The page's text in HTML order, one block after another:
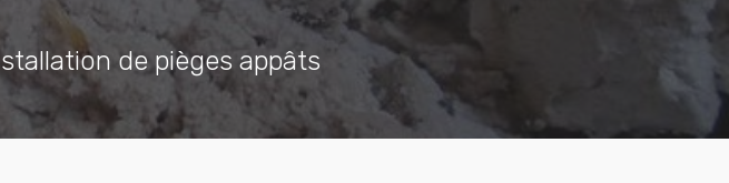
de pièges appâts